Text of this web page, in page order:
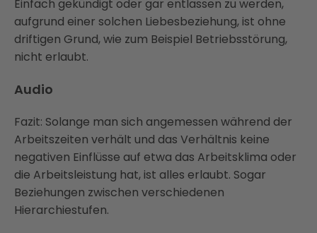
Einfach gekündigt oder gar entlassen zu werden,
aufgrund einer solchen Liebesbeziehung, ist ohne
driftigen Grund, wie zum Beispiel Betriebsstörung,
nicht erlaubt.
Audio
Fazit: Solange man sich angemessen während der
Arbeitszeiten verhält und das Verhältnis keine
negativen Einflüsse auf etwa das Arbeitsklima oder
die Arbeitsleistung hat, ist alles erlaubt. Sogar
Beziehungen zwischen verschiedenen
Hierarchiestufen.